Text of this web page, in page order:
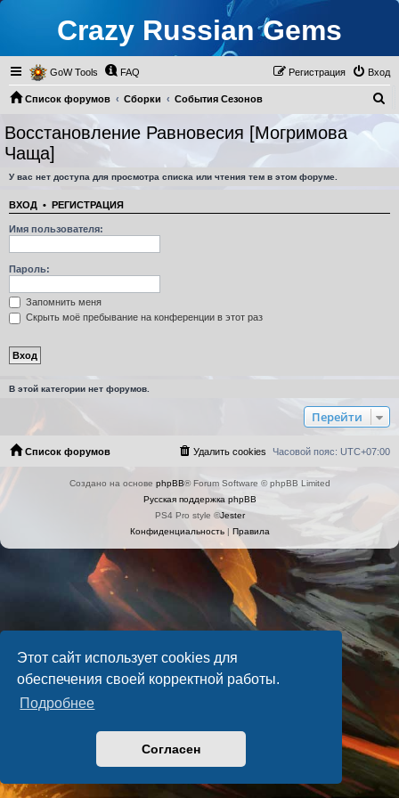
Этот сайт использует cookies для
обеспечения своей корректной работы.
Подробнее
Согласен
Crazy Russian Gems
GoW Tools FAQ Вход
Регистрация
Список форумов Сборки
События Сезонов
Восстановление Равновесия [Могримова Чаща]
Восстановление Равновесия [Могримова
Чаща]
У вас нет доступа для просмотра списка или чтения тем в этом форуме.
ВХОД • РЕГИСТРАЦИЯ
Имя пользователя:
Пароль:
Запомнить меня
Скрыть моё пребывание на конференции в этот раз
В этой категории нет форумов.
Перейти
Список форумов Часовой пояс: UTC+07:00
Удалить cookies
Создано на основе phpBB® Forum Software © phpBB Limited
Русская поддержка phpBB
PS4 Pro style ©Jester
Конфиденциальность| Правила